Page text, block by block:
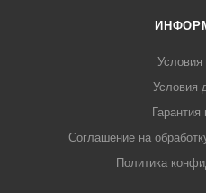
Условия
Условия
Гарантия
Соглашение на
Политика